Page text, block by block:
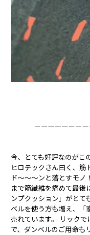
ーーーーーーー
今、とても好評なのがこ
ヒロテックさん曰く、
ド〜〜〜ンと落とすモノ
まで筋繊維を痛めて最
ンプクッション」がとて
ベルを使う方も増え、「
売れています。 リック
で、ダンベルのご用命も